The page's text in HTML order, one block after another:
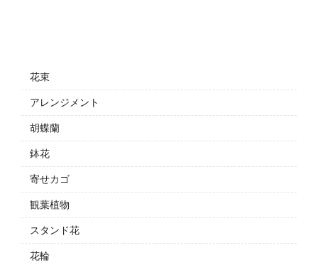
花束
アレンジメント
胡蝶蘭
鉢花
寄せカゴ
観葉植物
スタンド花
花輪